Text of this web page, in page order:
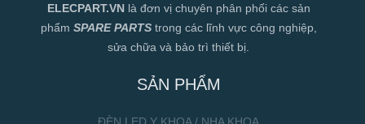
ELECPART.VN là đơn vị chuyên phân phối các sản
phẩm SPARE PARTStrong các lĩnh vực công nghiệp,
sửa chữa và bảo trì thiết bị.
SẢN PHẨM
ĐÈN LED Y KHOA / NHA KHOA